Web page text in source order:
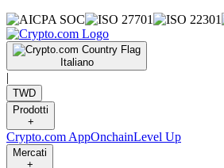
Italiano
|
TWD
Prodotti
+
Crypto.com AppOnchainLevel Up
Mercati
+